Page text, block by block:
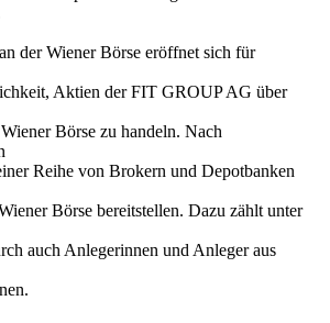
der Wiener Börse eröffnet sich für
Aktien der FIT GROUP AG über
Börse zu handeln. Nach
Reihe von Brokern und Depotbanken
Börse bereitstellen. Dazu zählt unter
auch Anlegerinnen und Anleger aus